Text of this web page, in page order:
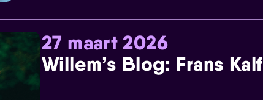
27 maart 2026
Willem’s Blog: Frans Kalf